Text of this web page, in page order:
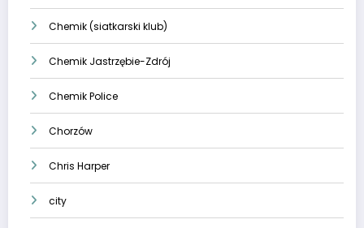
Chemik (siatkarski klub)
Chemik Jastrzębie-Zdrój
Chemik Police
Chorzów
Chris Harper
city